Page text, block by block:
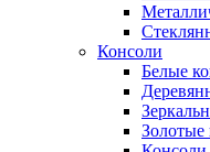
Консоли
Белые
Золотые